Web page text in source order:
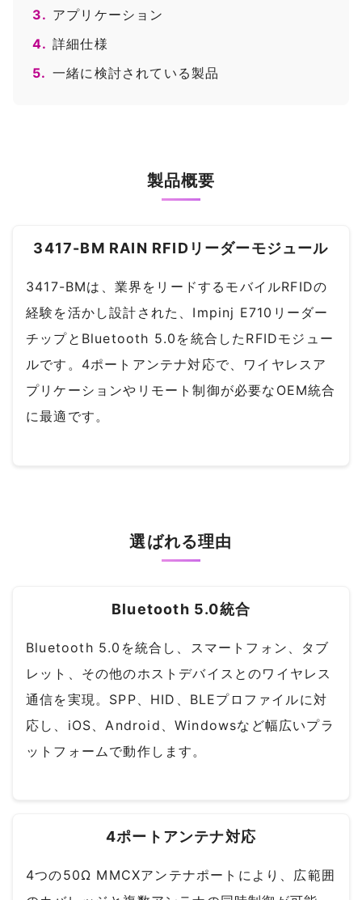
3. アプリケーション
4. 詳細仕様
5. 一緒に検討されている製品
製品概要
3417-BM RAIN RFIDリーダーモジュール
3417-BMは、業界をリードするモバイルRFIDの
経験を活かし設計された、Impinj E710リーダー
チップとBluetooth 5.0を統合したRFIDモジュー
ルです。4ポートアンテナ対応で、ワイヤレスア
プリケーションやリモート制御が必要なOEM統合
に最適です。
選ばれる理由
Bluetooth 5.0統合
Bluetooth 5.0を統合し、スマートフォン、タブ
レット、その他のホストデバイスとのワイヤレス
通信を実現。SPP、HID、BLEプロファイルに対
応し、iOS、Android、Windowsなど幅広いプラ
ットフォームで動作します。
4ポートアンテナ対応
4つの50Ω MMCXアンテナポートにより、広範囲